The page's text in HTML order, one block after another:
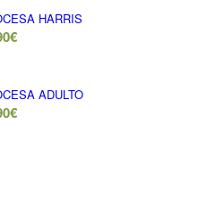
HARRIS
€
ADULTO
€